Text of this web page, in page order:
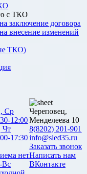
с ТКО
заключение договора
внесение изменений
ТКО)
Ср
12:00
Чт
17:30
нет
Вс
Череповец,
Менделеева 10
8(8202) 201-901
info@sled35.ru
Заказать звонок
Написать нам
ВКонтакте